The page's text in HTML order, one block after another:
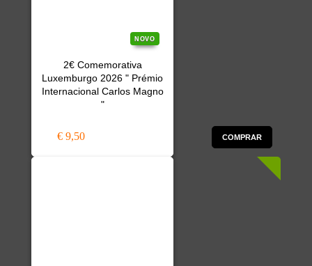
NOVO
2€ Comemorativa
Luxemburgo 2026 " Prémio
Internacional Carlos Magno
"
€ 9,50 COMPRAR